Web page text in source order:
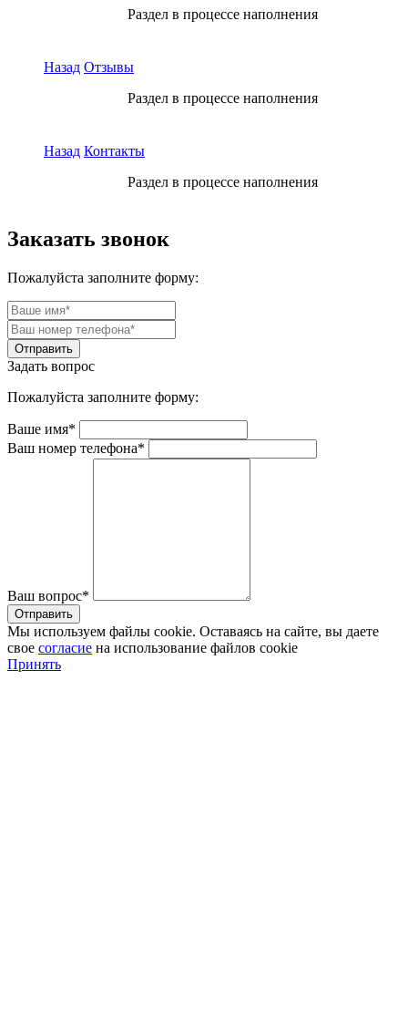
Раздел в процессе наполнения
Назад Отзывы
Раздел в процессе наполнения
Назад Контакты
Раздел в процессе наполнения
Заказать звонок
Пожалуйста заполните форму:
Задать вопрос
Пожалуйста заполните форму:
Ваше имя*
Ваш номер телефона*
Ваш вопрос*
Мы используем файлы cookie. Оставаясь на сайте, вы даете
свое согласие на использование файлов cookie
Принять